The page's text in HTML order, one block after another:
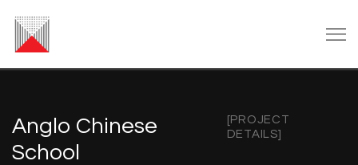
Anglo Chinese
School
[PROJECT
DETAILS]